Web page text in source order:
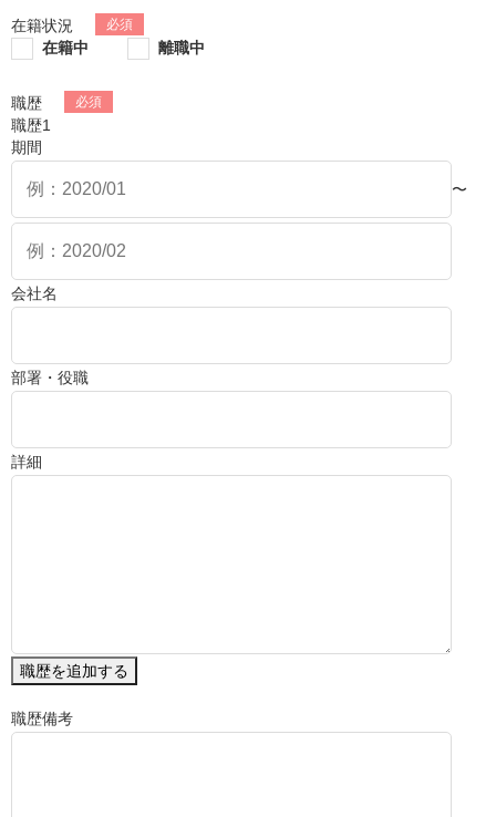
在籍状況
在籍中
離職中
職歴
職歴1
期間
〜
会社名
部署・役職
詳細
職歴を追加する
職歴備考